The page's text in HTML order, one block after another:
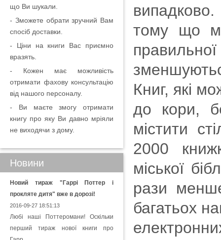
тому що
Книг, які
до кори,
містити
2000
міської
рази
багатьох
що Ви шукали.
- Зможете обрати зручний Вам
спосіб доставки.
- Ціни на книги Вас приємно
вразять.
- Кожен має можливість
отримати фахову консультацію
від нашого персоналу.
- Ви маєте змогу отримати
книгу про яку Ви давно мріяли
не виходячи з дому.
Новини
Новий тираж "Гаррі Поттер і
прокляте дитя" вже в дорозі!
2016-09-27 18:51:13
Любі наші Поттеромани! Оскільки
перший тираж нової книги про